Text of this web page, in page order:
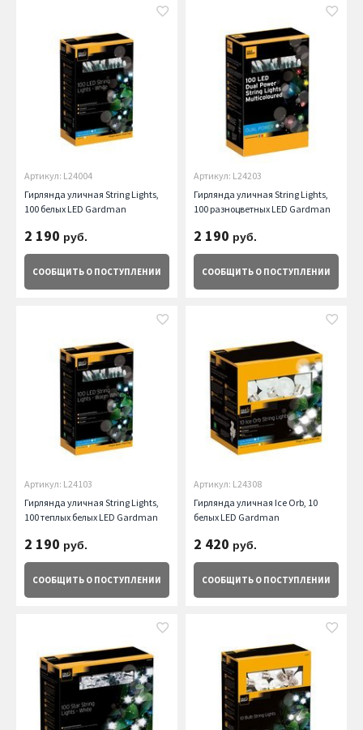
Артикул: L24004
Гирлянда уличная String Lights,
100 белых LED Gardman
2 190 руб.
СООБЩИТЬ О ПОСТУПЛЕНИИ
Артикул: L24203
Гирлянда уличная String Lights,
100 разноцветных LED Gardman
2 190 руб.
СООБЩИТЬ О ПОСТУПЛЕНИИ
Артикул: L24103
Гирлянда уличная String Lights,
100 теплых белых LED Gardman
2 190 руб.
СООБЩИТЬ О ПОСТУПЛЕНИИ
Артикул: L24308
Гирлянда уличная Ice Orb, 10
белых LED Gardman
2 420 руб.
СООБЩИТЬ О ПОСТУПЛЕНИИ